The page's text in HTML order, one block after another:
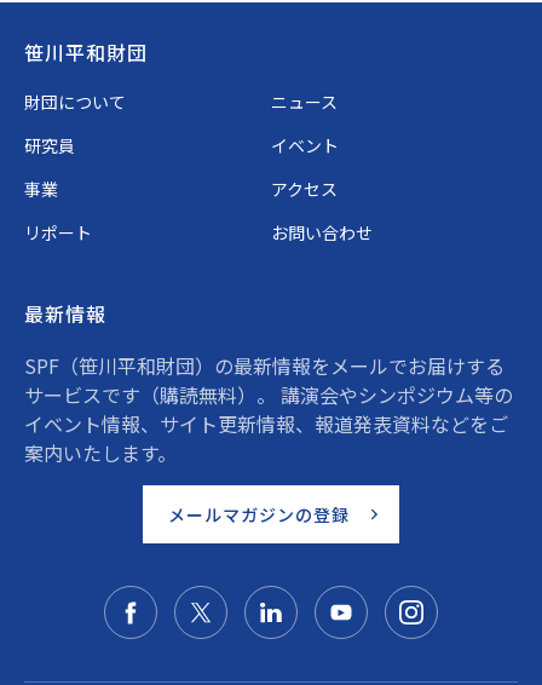
Footer
笹川平和財団
財団について
ニュース
研究員
イベント
事業
アクセス
リポート
お問い合わせ
最新情報
SPF（笹川平和財団）の最新情報をメールでお届けする
サービスです（購読無料）。 講演会やシンポジウム等の
イベント情報、サイト更新情報、報道発表資料などをご
案内いたします。
メールマガジンの登録